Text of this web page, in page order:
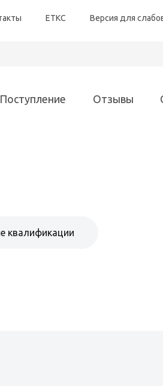
ЕТКС Версия для
промышленность
Поступление Отзывы
квалификации